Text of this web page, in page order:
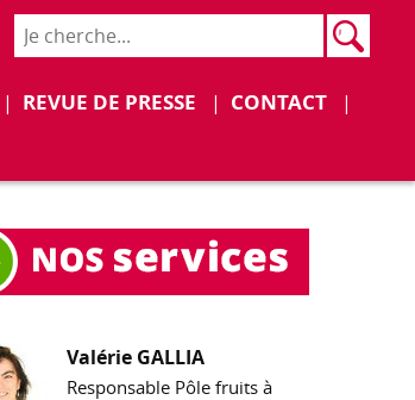
Déplier
REVUE DE PRESSE Déplier
CONTACT
Valérie GALLIA
Responsable Pôle fruits à